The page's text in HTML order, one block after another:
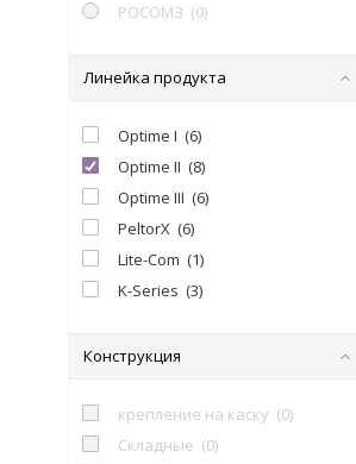
РОСОМЗ (0)
Линейка продукта
Optime I (6)
Optime II (8)
Optime III (6)
PeltorX (6)
Lite-Com (1)
K-Series (3)
Конструкция
крепление на каску (0)
Складные (0)